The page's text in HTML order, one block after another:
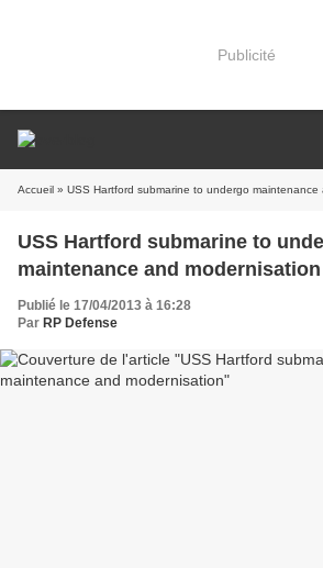
Publicité
Accueil » USS Hartford submarine to undergo maintenance
USS Hartford submarine to
maintenance and modernisation
Publié le 17/04/2013 à 16:28
Par RP Defense